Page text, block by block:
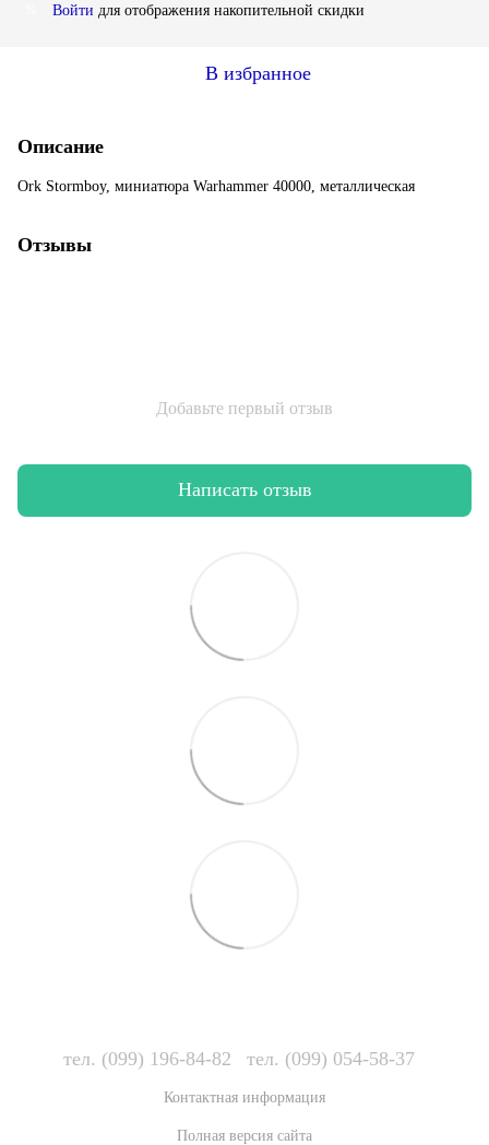
Войти для отображения накопительной скидки
В избранное
Описание
Ork Stormboy, миниатюра Warhammer 40000, металлическая
Отзывы
Добавьте первый отзыв
Написать отзыв
тел. (099) 196-84-82 тел. (099) 054-58-37
Контактная информация
Полная версия сайта